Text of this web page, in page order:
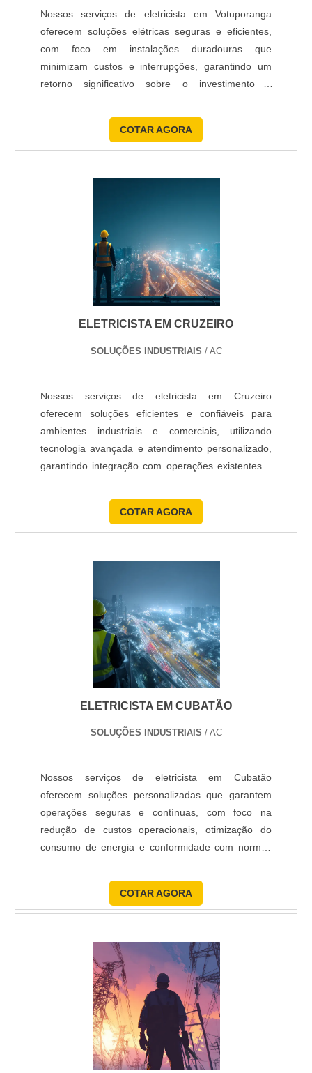
Nossos serviços de eletricista em Votuporanga
oferecem soluções elétricas seguras e eficientes,
com foco em instalações duradouras que
minimizam custos e interrupções, garantindo um
retorno significativo sobre o investimento e
COTAR AGORA
ELETRICISTA EM CRUZEIRO
SOLUÇÕES INDUSTRIAIS / AC
Nossos serviços de eletricista em Cruzeiro
oferecem soluções eficientes e confiáveis para
ambientes industriais e comerciais, utilizando
tecnologia avançada e atendimento personalizado,
garantindo integração com operações existentes e
COTAR AGORA
ELETRICISTA EM CUBATÃO
SOLUÇÕES INDUSTRIAIS / AC
Nossos serviços de eletricista em Cubatão
oferecem soluções personalizadas que garantem
operações seguras e contínuas, com foco na
redução de custos operacionais, otimização do
consumo de energia e conformidade com normas
estratégicos em sustentabilidade e eficiência
COTAR AGORA